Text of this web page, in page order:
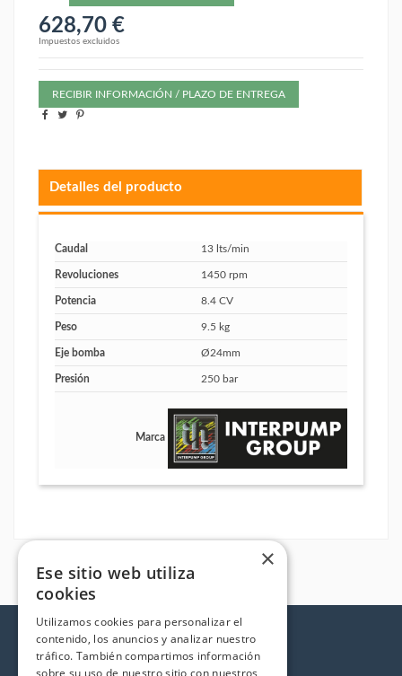
628,70 €
Impuestos excluidos
RECIBIR INFORMACIÓN / PLAZO DE ENTREGA
Detalles del producto
Caudal 13 lts/min
Revoluciones 1450 rpm
Potencia 8.4 CV
Peso 9.5 kg
Eje bomba Ø24mm
Presión 250 bar
Marca
×
Ese sitio web utiliza
cookies
Utilizamos cookies para personalizar el
contenido, los anuncios y analizar nuestro
tráfico. También compartimos información
sobre su uso de nuestro sitio con nuestros